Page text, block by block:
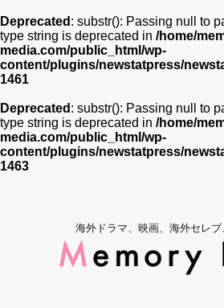
Deprecated : substr(): Passing null to
type string is deprecated in /home/
media.com/public_html/wp-
content/plugins/newstatpress/
1461
Deprecated : substr(): Passing null to
type string is deprecated in /home/
media.com/public_html/wp-
content/plugins/newstatpress/
1463
海外ドラマ、映画、海外セレ